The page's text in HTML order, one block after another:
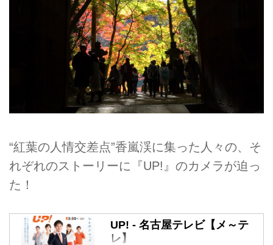
“紅葉の人情交差点”香嵐渓に集った人々の、そ
れぞれのストーリーに『UP!』のカメラが迫っ
た！
UP! - 名古屋テレビ【メ～テ
レ】